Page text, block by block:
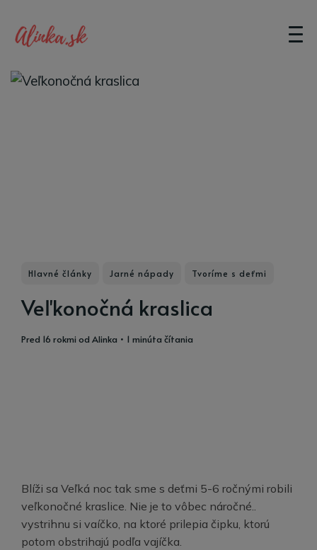
Hlavné články Jarné nápady Tvoríme s deťmi
Veľkonočná kraslica
pred 16 rokmi od Alinka • 1 minúta čítania
Blíži sa Veľká noc tak sme s deťmi 5-6 ročnými robili
veľkonočné kraslice. Nie je to vôbec náročné..
vystrihnu si vaíčko, na ktoré prilepia čipku, ktorú
potom obstrihajú podľa vajíčka.